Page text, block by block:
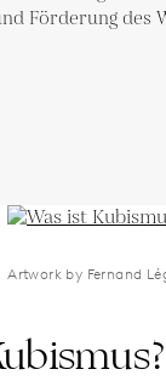
Förderung des
Artwork by Fernand